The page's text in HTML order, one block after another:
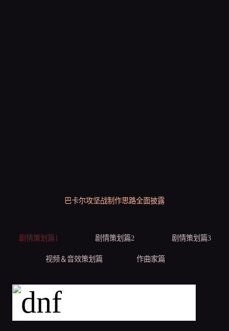
巴卡尔攻坚战制作思路全面披露
剧情策划篇1 剧情策划篇2 剧情策划篇3
视频＆音效策划篇 作曲家篇